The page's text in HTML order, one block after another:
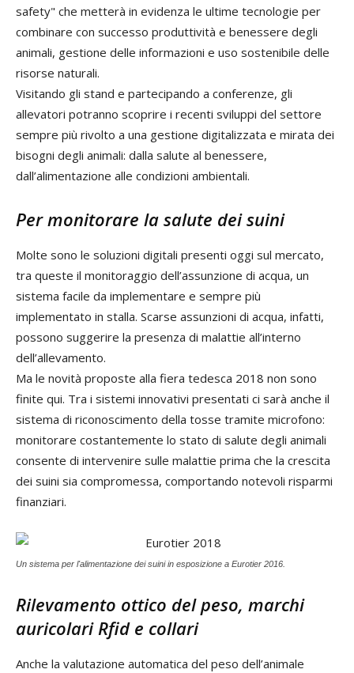
safety" che metterà in evidenza le ultime tecnologie per
combinare con successo produttività e benessere degli
animali, gestione delle informazioni e uso sostenibile delle
risorse naturali.
Visitando gli stand e partecipando a conferenze, gli
allevatori potranno scoprire i recenti sviluppi del settore
sempre più rivolto a una gestione digitalizzata e mirata dei
bisogni degli animali: dalla salute al benessere,
dall’alimentazione alle condizioni ambientali.
Per monitorare la salute dei suini
Molte sono le soluzioni digitali presenti oggi sul mercato,
tra queste il monitoraggio dell’assunzione di acqua, un
sistema facile da implementare e sempre più
implementato in stalla. Scarse assunzioni di acqua, infatti,
possono suggerire la presenza di malattie all’interno
dell’allevamento.
Ma le novità proposte alla fiera tedesca 2018 non sono
finite qui. Tra i sistemi innovativi presentati ci sarà anche il
sistema di riconoscimento della tosse tramite microfono:
monitorare costantemente lo stato di salute degli animali
consente di intervenire sulle malattie prima che la crescita
dei suini sia compromessa, comportando notevoli risparmi
finanziari.
Un sistema per l'alimentazione dei suini in esposizione a Eurotier 2016.
Rilevamento ottico del peso, marchi
auricolari Rfid e collari
Anche la valutazione automatica del peso dell’animale